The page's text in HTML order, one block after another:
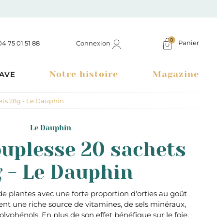
75 01 51 88 Connexion 0 Panier
Boutique à Montélimar & Epicerie fine en ligne
Notre histoire Magazine
28g - Le Dauphin
Le Dauphin
20 sachets
- Le Dauphin
plantes avec une forte proportion d'orties au goût
une riche source de vitamines, de sels minéraux,
En plus de son effet bénéfique sur le foie,